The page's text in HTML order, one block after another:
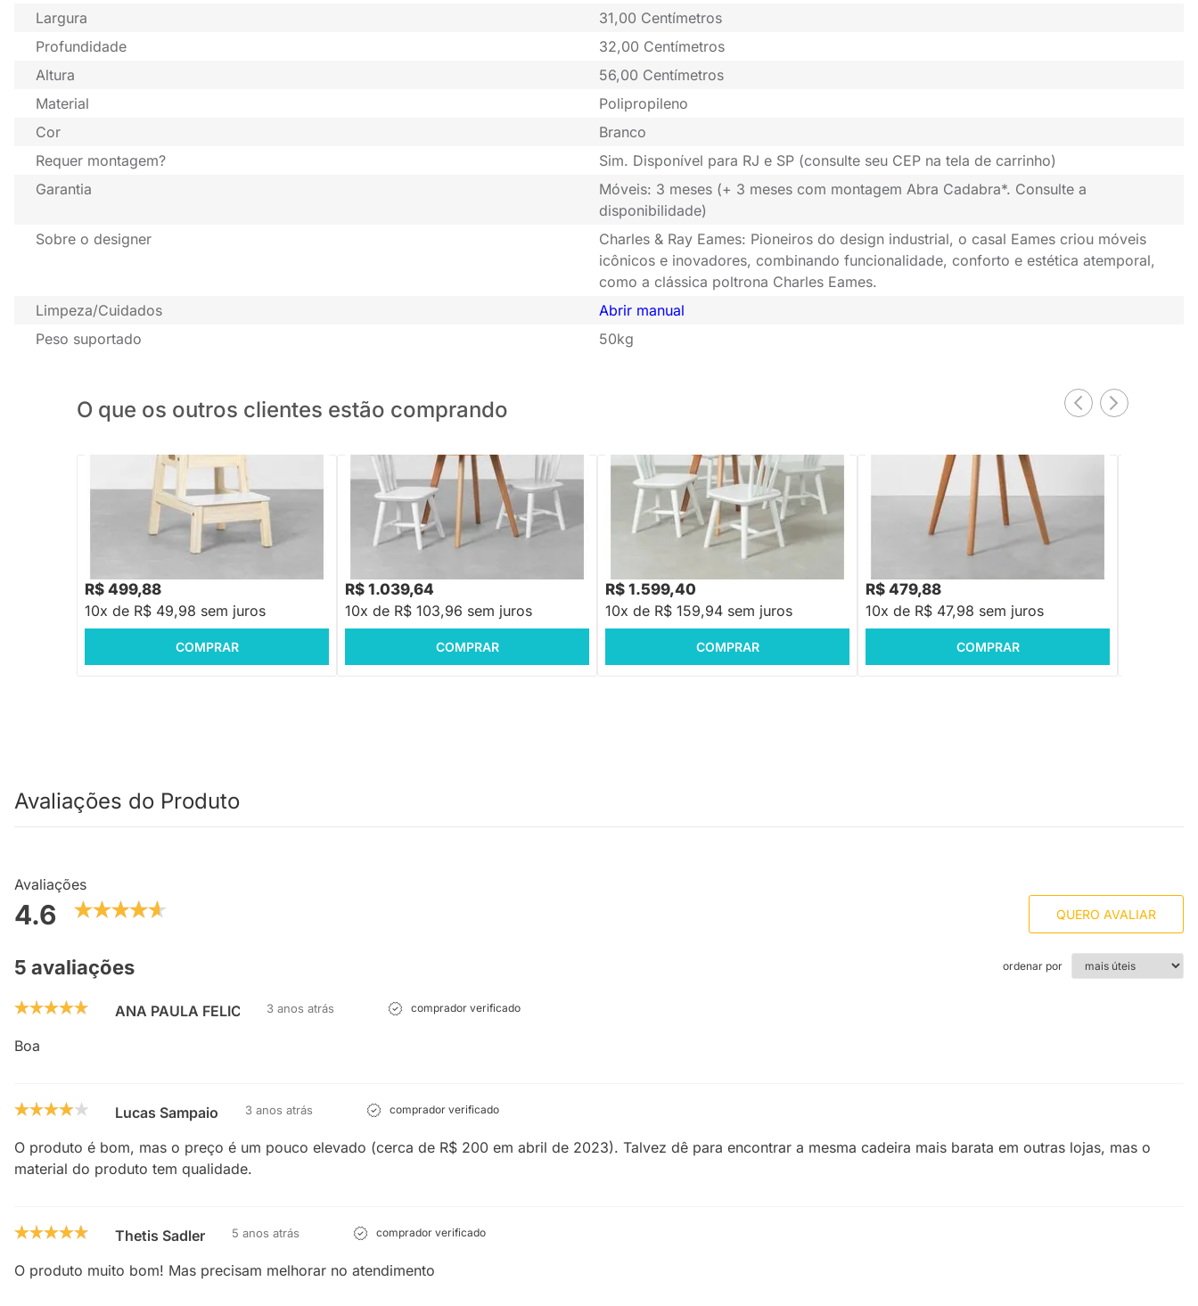
Largura
31,00 Centímetros
Profundidade
32,00 Centímetros
Altura
56,00 Centímetros
Material
Polipropileno
Cor
Branco
Requer montagem?
Sim. Disponível para RJ e SP (consulte seu CEP na tela de carrinho)
Garantia
Móveis: 3 meses (+ 3 meses com montagem Abra Cadabra*. Consulte a
disponibilidade)
Sobre o designer
Charles & Ray Eames: Pioneiros do design industrial, o casal Eames criou móveis
icônicos e inovadores, combinando funcionalidade, conforto e estética atemporal,
como a clássica poltrona Charles Eames.
Limpeza/Cuidados
Abrir manual
Peso suportado
50kg
O que os outros clientes estão comprando
PRONTA ENTREGA
Banco Escada Infantil Polka - Branco e
R$ 499,88
10x de R$ 49,98 sem juros
COMPRAR
Conjunto Mesa Infantil Square Laminada
Natural - 68cm + 2 Cadeiras Cissa -
Branco
R$ 1.039,64
10x de R$ 103,96 sem juros
COMPRAR
Conjunto Mesa Infantil Square Laminada
Natural - 68cm + 4 Cadeiras Cissa -
Branco
R$ 1.599,40
10x de R$ 159,94 sem juros
COMPRAR
Mini Mesa Square Infantil Redonda
Laminada - 68cm
R$ 479,88
10x de R$ 47,98 sem juros
COMPRAR
Avaliações do Produto
Avaliações
4.6 QUERO AVALIAR
5 avaliações ordenar por
ANA PAULA FELICIANO DE MELO
3 anos atrás comprador verificado
Boa
Lucas Sampaio 3 anos atrás comprador verificado
O produto é bom, mas o preço é um pouco elevado (cerca de R$ 200 em abril de 2023). Talvez dê para encontrar a mesma cadeira mais barata em outras lojas, mas o
material do produto tem qualidade.
Thetis Sadler 5 anos atrás comprador verificado
O produto muito bom! Mas precisam melhorar no atendimento